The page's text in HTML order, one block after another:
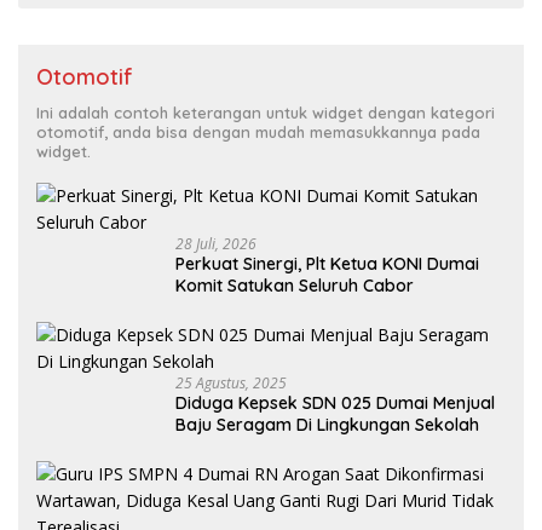
Otomotif
Ini adalah contoh keterangan untuk widget dengan kategori
otomotif, anda bisa dengan mudah memasukkannya pada
widget.
28 Juli, 2026
Perkuat Sinergi, Plt Ketua KONI Dumai
Komit Satukan Seluruh Cabor
25 Agustus, 2025
Diduga Kepsek SDN 025 Dumai Menjual
Baju Seragam Di Lingkungan Sekolah